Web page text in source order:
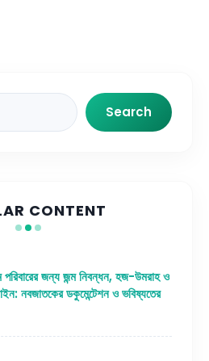
Search
CONTENT
পরিবারের জন্য জন্ম নিবন্ধন, হজ-উমরাহ ও
নবজাতকের ডকুমেন্টেশন ও ভবিষ্যতের